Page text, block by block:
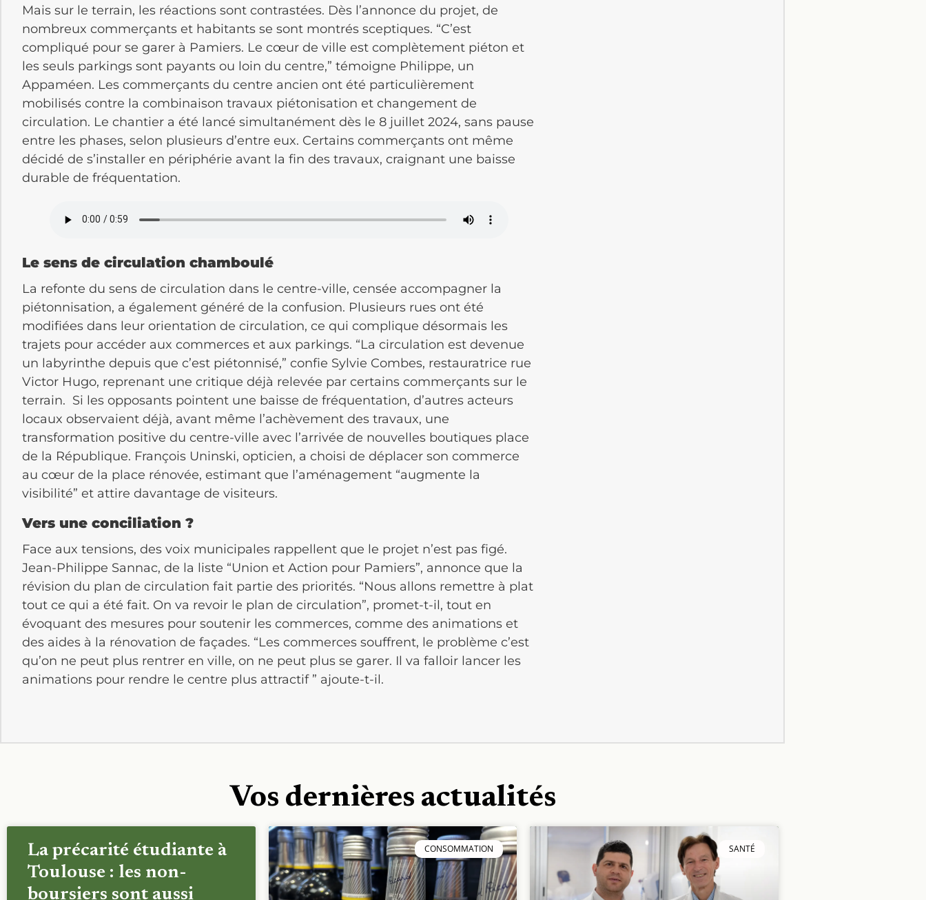
Mais sur le terrain, les réactions sont contrastées. Dès l’annonce du projet, de
nombreux commerçants et habitants se sont montrés sceptiques. “C’est
compliqué pour se garer à Pamiers. Le cœur de ville est complètement piéton et
les seuls parkings sont payants ou loin du centre,” témoigne Philippe, un
Appaméen. Les commerçants du centre ancien ont été particulièrement
mobilisés contre la combinaison travaux piétonisation et changement de
circulation. Le chantier a été lancé simultanément dès le 8 juillet 2024, sans pause
entre les phases, selon plusieurs d’entre eux. Certains commerçants ont même
décidé de s’installer en périphérie avant la fin des travaux, craignant une baisse
durable de fréquentation.
Le sens de circulation chamboulé
La refonte du sens de circulation dans le centre-ville, censée accompagner la
piétonnisation, a également généré de la confusion. Plusieurs rues ont été
modifiées dans leur orientation de circulation, ce qui complique désormais les
trajets pour accéder aux commerces et aux parkings. “La circulation est devenue
un labyrinthe depuis que c’est piétonnisé,” confie Sylvie Combes, restauratrice rue
Victor Hugo, reprenant une critique déjà relevée par certains commerçants sur le
terrain. Si les opposants pointent une baisse de fréquentation, d’autres acteurs
locaux observaient déjà, avant même l’achèvement des travaux, une
transformation positive du centre-ville avec l’arrivée de nouvelles boutiques place
de la République. François Uninski, opticien, a choisi de déplacer son commerce
au cœur de la place rénovée, estimant que l’aménagement “augmente la
visibilité” et attire davantage de visiteurs.
Vers une conciliation ?
Face aux tensions, des voix municipales rappellent que le projet n’est pas figé.
Jean-Philippe Sannac, de la liste “Union et Action pour Pamiers”, annonce que la
révision du plan de circulation fait partie des priorités. “Nous allons remettre à plat
tout ce qui a été fait. On va revoir le plan de circulation”, promet-t-il, tout en
évoquant des mesures pour soutenir les commerces, comme des animations et
des aides à la rénovation de façades. “Les commerces souffrent, le problème c’est
qu’on ne peut plus rentrer en ville, on ne peut plus se garer. Il va falloir lancer les
animations pour rendre le centre plus attractif ” ajoute-t-il.
Vos dernières actualités
La précarité étudiante à
Toulouse : les non-
boursiers sont aussi
CONSOMMATION SANTÉ